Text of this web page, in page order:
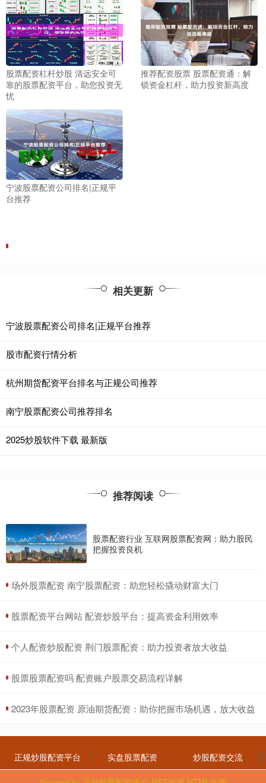
股票配资杠杆炒股 清远安全可
靠的股票配资平台，助您投资无
忧
推荐配资股票 股票配资通：解
锁资金杠杆，助力投资新高度
宁波股票配资公司排名|正规平
台推荐
相关更新
宁波股票配资公司排名|正规平台推荐
股市配资行情分析
杭州期货配资平台排名与正规公司推荐
南宁股票配资公司推荐排名
2025炒股软件下载 最新版
推荐阅读
股票配资行业 互联网股票配资网：助力股民
把握投资良机
​场外股票配资 南宁股票配资：助您轻松撬动财富大门
​股票配资平台网站 配资炒股平台：提高资金利用效率
​个人配资炒股配资 荆门股票配资：助力投资者放大收益
​股票股票配资吗 配资账户股票交易流程详解
​2023年股票配资 原油期货配资：助你把握市场机遇，放大收益
正规炒股配资平台 实盘股票配资 炒股配资交流